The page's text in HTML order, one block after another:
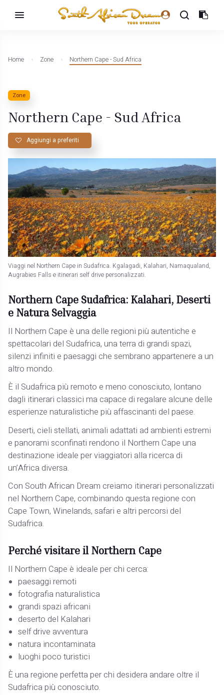
Home Zone Northern Cape - Sud Africa
Zone
Northern Cape - Sud Africa
Aggiungi a preferiti
Viaggi nel Northern Cape in Sudafrica. Kgalagadi, Kalahari, Namaqualand,
Augrabies Falls e itinerari self drive personalizzati.
Northern Cape Sudafrica: Kalahari, Deserti
e Natura Selvaggia
Il Northern Cape è una delle regioni più autentiche e
spettacolari del Sudafrica, una terra di grandi spazi,
silenzi infiniti e paesaggi che sembrano appartenere a un
altro mondo.
È il Sudafrica più remoto e meno conosciuto, lontano
dagli itinerari classici ma capace di regalare alcune delle
esperienze naturalistiche più affascinanti del paese.
Deserti, cieli stellati, animali adattati ad ambienti estremi
e panorami sconfinati rendono il Northern Cape una
destinazione ideale per viaggiatori alla ricerca di
un’Africa diversa.
Con South African Dream creiamo itinerari personalizzati
nel Northern Cape, combinando questa regione con
Cape Town, Winelands, safari e altri percorsi del
Sudafrica.
Perché visitare il Northern Cape
Il Northern Cape è ideale per chi cerca:
paesaggi remoti
fotografia naturalistica
grandi spazi africani
deserto del Kalahari
self drive avventura
natura incontaminata
luoghi poco turistici
È una regione perfetta per chi desidera andare oltre il
Sudafrica più conosciuto.